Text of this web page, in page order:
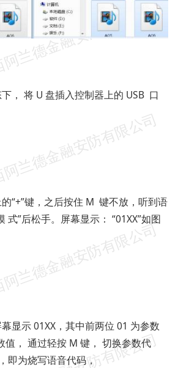
， 将 U 盘插入控制器上的 USB 口
“+”键，之后按住 M 键不放，听到语
式”后松手。屏幕显示： “01XX”如图
显示 01XX，其中前两位 01 为参数
值， 通过轻按 M 键， 切换参数代
即为烧写语音代码，